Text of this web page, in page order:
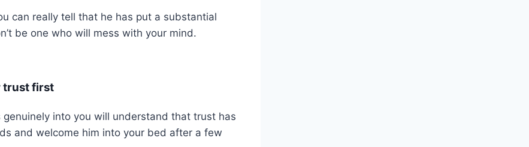
can really tell that he has put a substantial
be one who will mess with your mind.
trust first
into you will understand that trust has
and welcome him into your bed after a few